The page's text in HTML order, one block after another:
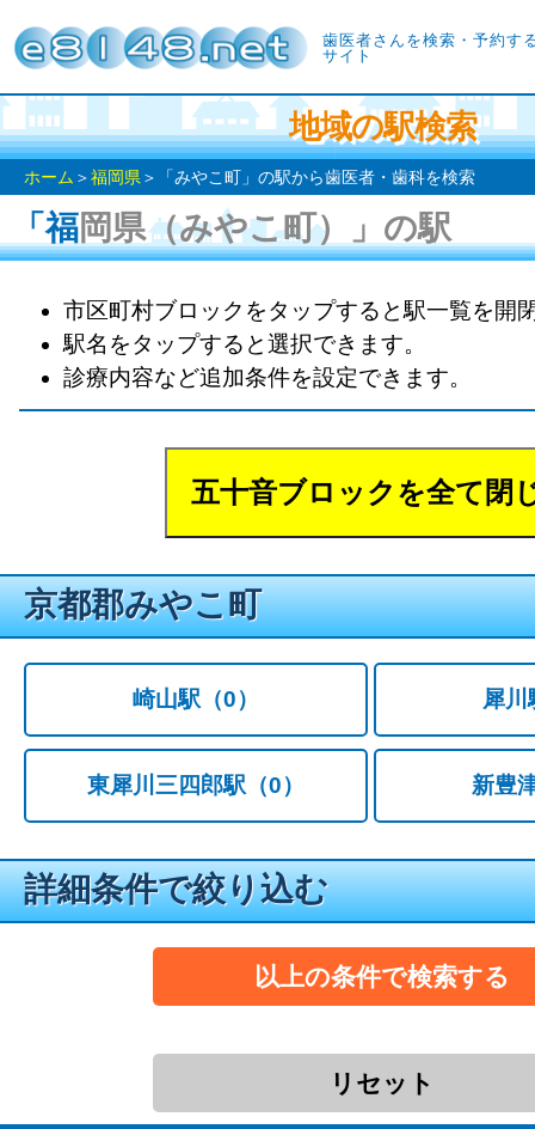
歯医者さんを検索・予約す
サイト
地域の駅検索
ホーム ＞福岡県 ＞「みやこ町」の駅から歯医者・歯科を検索
「福岡県（みやこ町）」の駅
市区町村ブロックをタップすると駅一覧を開
駅名をタップすると選択できます。
診療内容など追加条件を設定できます。
京都郡みやこ町
崎山駅 （0） 犀川
東犀川三四郎駅 （0） 新豊
詳細条件で絞り込む